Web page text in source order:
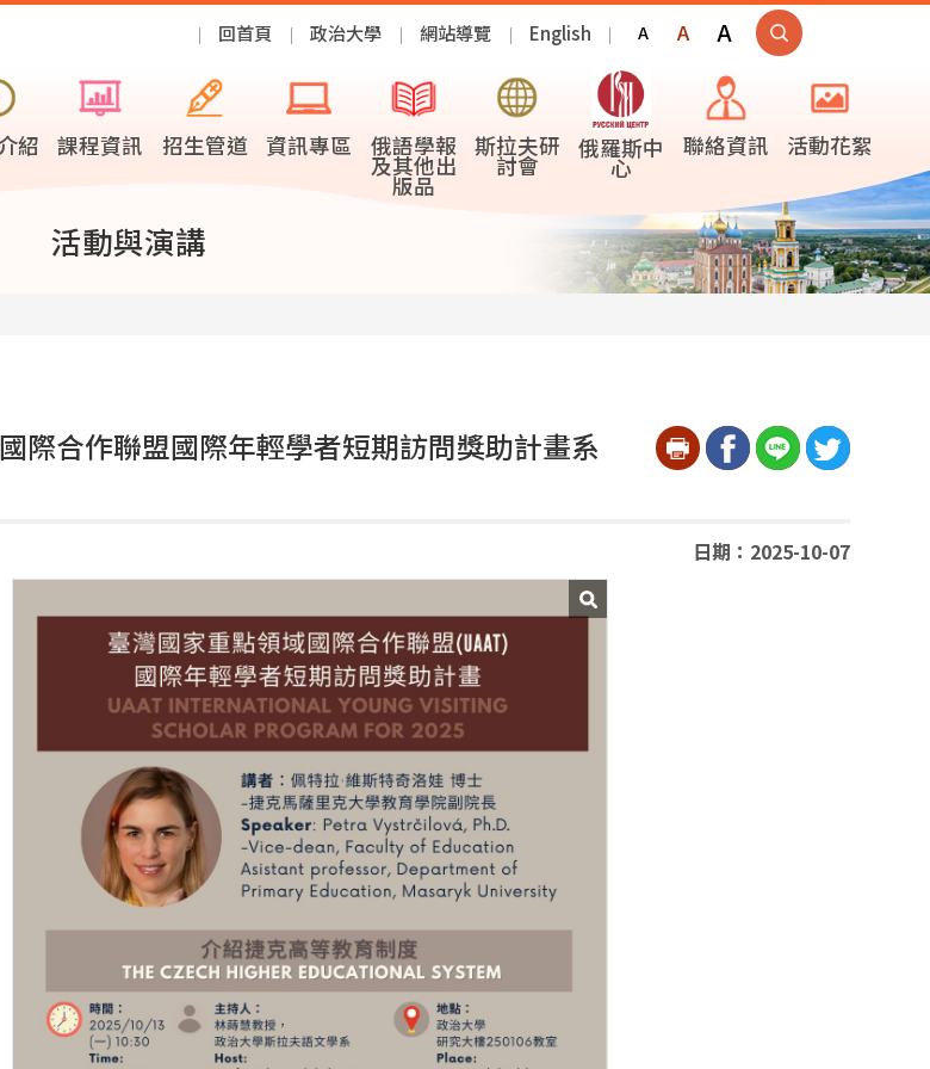
回首頁 政治大學 網站導覽 English A A A
紹 課程資訊 招生管道 資訊專區 俄語學報
及其他出
版品
斯拉夫研
討會
俄羅斯中
心
聯絡資訊 活動花絮
活動與演講
際合作聯盟國際年輕學者短期訪問獎助計畫系
日期：2025-10-07